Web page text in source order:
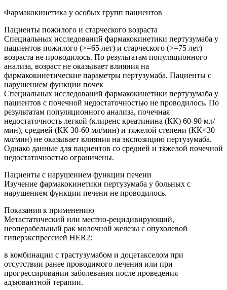
Фармакокинетика у особых групп пациентов
Пациенты пожилого и старческого возраста
Специальных исследований фармакокинетики пертузумаба у
пациентов пожилого (>=65 лет) и старческого (>=75 лет)
возраста не проводилось. По результатам популяционного
анализа, возраст не оказывает влияния на
фармакокинетические параметры пертузумаба. Пациенты с
нарушением функции почек
Специальных исследований фармакокинетики пертузумаба у
пациентов с почечной недостаточностью не проводилось. По
результатам популяционного анализа, почечная
недостаточность легкой (клиренс креатинина (КК) 60-90 мл/
мин), средней (КК 30-60 мл/мин) и тяжелой степени (КК<30
мл/мин) не оказывает влияния на экспозицию пертузумаба.
Однако данные для пациентов со средней и тяжелой почечной
недостаточностью ограничены.
Пациенты с нарушением функции печени
Изучение фармакокинетики пертузумаба у больных с
нарушением функции печени не проводилось.
Показания к применению
Метастатический или местно-рецидивирующий,
неоперабельный рак молочной железы с опухолевой
гиперэкспрессией HER2:
в комбинации с трастузумабом и доцетакселом при
отсутствии ранее проводимого лечения или при
прогрессировании заболевания после проведения
адъювантной терапии.